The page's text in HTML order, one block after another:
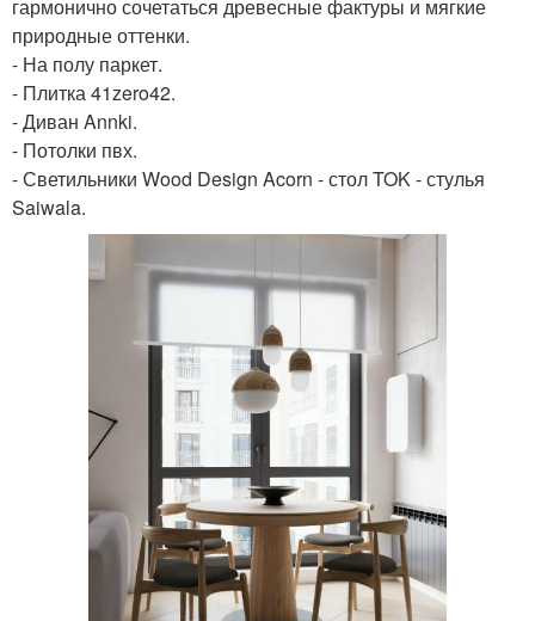
гармонично сочетаться древесные фактуры и мягкие
природные оттенки.
- На полу паркет.
- Плитка 41zero42.
- Диван Annki.
- Потолки пвх.
- Светильники Wood Design Acorn - стол TOK - стулья
Saiwala.